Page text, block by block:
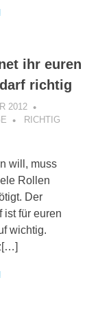
ihr euren
richtig
2012
RICHTIG
will, muss
Rollen
Der
ist für euren
wichtig.